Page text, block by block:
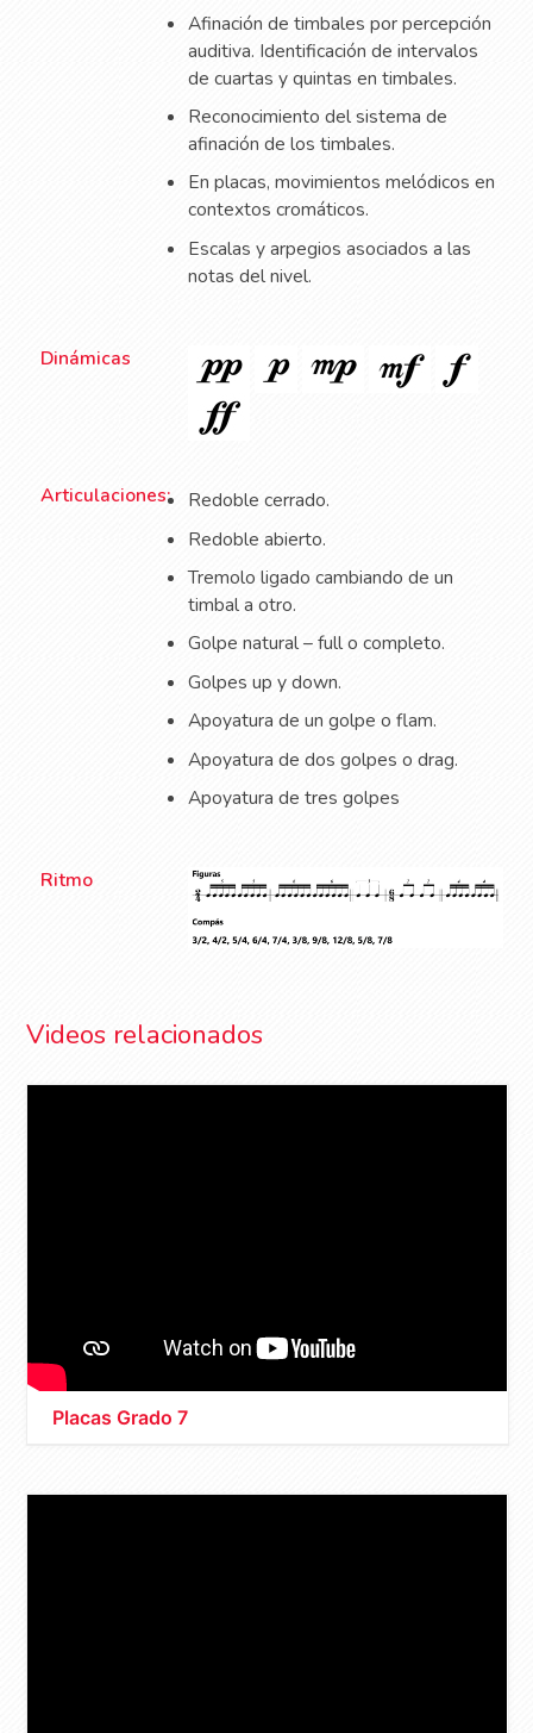
Afinación de timbales por percepción
auditiva. Identificación de intervalos
de cuartas y quintas en timbales.
Reconocimiento del sistema de
afinación de los timbales.
En placas, movimientos melódicos en
contextos cromáticos.
Escalas y arpegios asociados a las
notas del nivel.
Dinámicas
Articulaciones:
Redoble cerrado.
Redoble abierto.
Tremolo ligado cambiando de un
timbal a otro.
Golpe natural – full o completo.
Golpes up y down.
Apoyatura de un golpe o flam.
Apoyatura de dos golpes o drag.
Apoyatura de tres golpes
Ritmo
Videos relacionados
Placas Grado 7